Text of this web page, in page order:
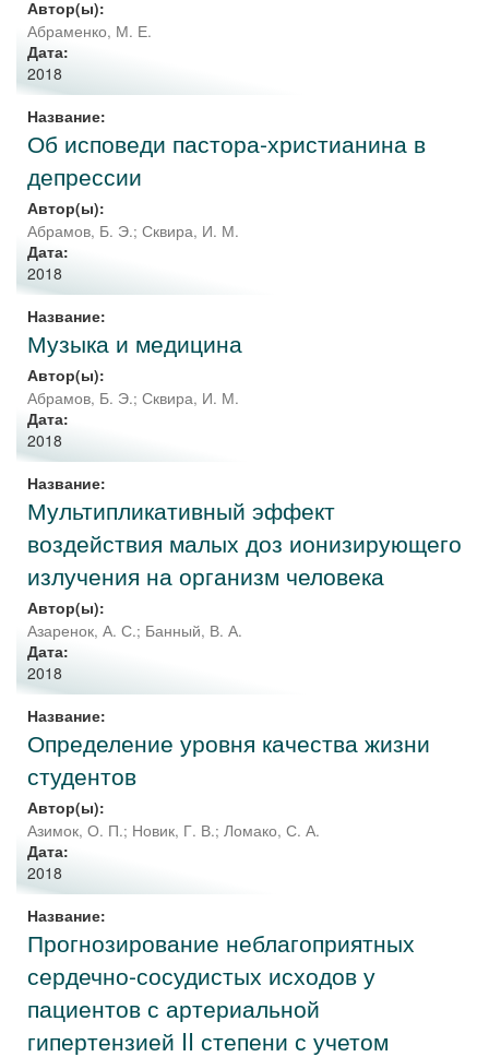
Автор(ы):
Абраменко, М. Е.
Дата:
2018
Название:
Об исповеди пастора-христианина в
депрессии
Автор(ы):
Абрамов, Б. Э.; Сквира, И. М.
Дата:
2018
Название:
Музыка и медицина
Автор(ы):
Абрамов, Б. Э.; Сквира, И. М.
Дата:
2018
Название:
Мультипликативный эффект
воздействия малых доз ионизирующего
излучения на организм человека
Автор(ы):
Азаренок, А. С.; Банный, В. А.
Дата:
2018
Название:
Определение уровня качества жизни
студентов
Автор(ы):
Азимок, О. П.; Новик, Г. В.; Ломако, С. А.
Дата:
2018
Название:
Прогнозирование неблагоприятных
сердечно-сосудистых исходов у
пациентов с артериальной
гипертензией II степени с учетом